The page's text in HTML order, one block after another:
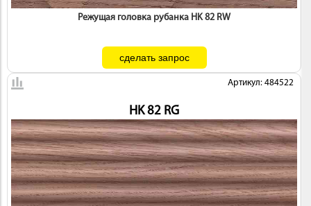
Режущая головка рубанка HK 82 RW
Артикул: 484522
HK 82 RG